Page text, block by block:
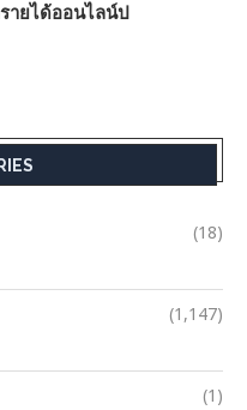
ายได้ออนไลน์ป
(18)
(1,147)
(1)